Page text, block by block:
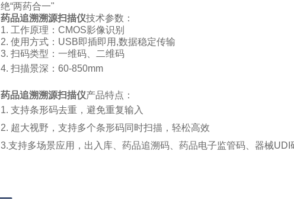
绝“两药合一"
药品追溯溯源扫描仪技术参数：
1. 工作原理：CMOS影像识别
2.使用方式： USB即插即用 ,数据稳定传输
3.扫码类型：一维码、二维码
4.扫描景深：60-850mm
药品追溯溯源扫描仪产品特点：
1.支持条形码去重，避免重复输入
2. 超大视野，支持多个条形码同时扫描，轻松高效
3.支持多场景应用，出入库、药品追溯码、药品电子监管码、器械UDI